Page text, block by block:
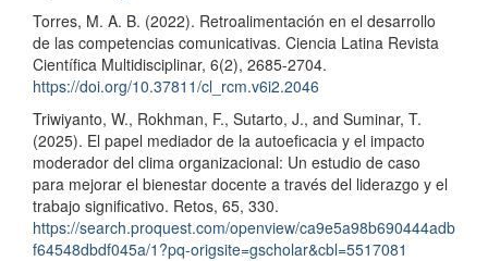
Torres, M. A. B. (2022). Retroalimentación en el desarrollo
de las competencias comunicativas. Ciencia Latina Revista
Científica Multidisciplinar, 6(2), 2685-2704.
https://doi.org/10.37811/cl_rcm.v6i2.2046
Triwiyanto, W., Rokhman, F., Sutarto, J., and Suminar, T.
(2025). El papel mediador de la autoeficacia y el impacto
moderador del clima organizacional: Un estudio de caso
para mejorar el bienestar docente a través del liderazgo y el
trabajo significativo. Retos, 65, 330.
https://search.proquest.com/openview/ca9e5a98b690444adb
f64548dbdf045a/1?pq-origsite=gscholar&cbl=5517081